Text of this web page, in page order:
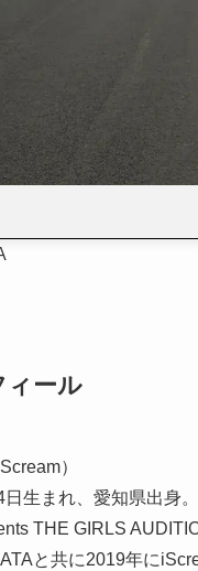
ィール
）
生まれ、愛知県出身。
THE GIRLS
と共に2019年に